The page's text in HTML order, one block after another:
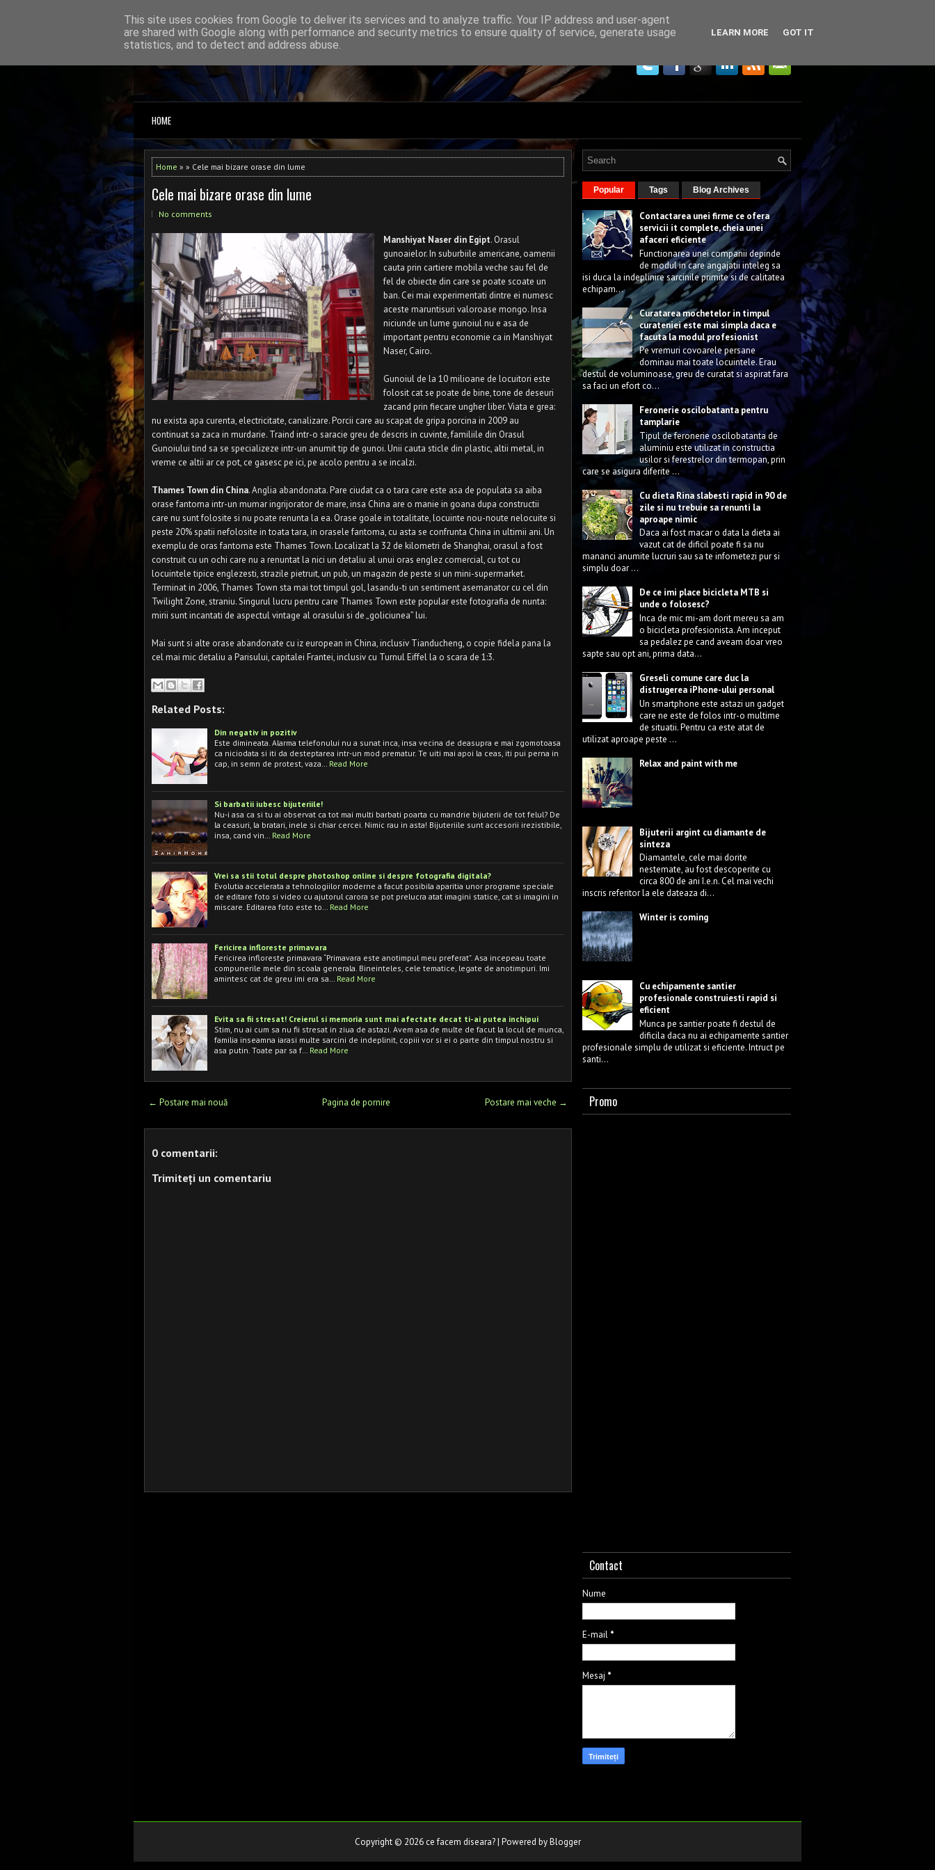
ce facem diseara?
HOME
Home » » Cele mai bizare orase din lume
Cele mai bizare orase din lume
No comments
Manshiyat Naser din Egipt. Orasul
gunoaielor. In suburbiile americane, oamenii
cauta prin cartiere mobila veche sau fel de
fel de obiecte din care se poate scoate un
ban. Cei mai experimentati dintre ei numesc
aceste maruntisuri valoroase mongo. Insa
niciunde un lume gunoiul nu e asa de
important pentru economie ca in Manshiyat
Naser, Cairo.
Gunoiul de la 10 milioane de locuitori este
folosit cat se poate de bine, tone de deseuri
zacand prin fiecare ungher liber. Viata e grea:
nu exista apa curenta, electricitate, canalizare. Porcii care au scapat de gripa porcina in 2009 au
continuat sa zaca in murdarie. Traind intr-o saracie greu de descris in cuvinte, familiile din Orasul
Gunoiului tind sa se specializeze intr-un anumit tip de gunoi. Unii cauta sticle din plastic, altii metal, in
vreme ce altii ar ce pot, ce gasesc pe ici, pe acolo pentru a se incalzi.
Thames Town din China. Anglia abandonata. Pare ciudat ca o tara care este asa de populata sa aiba
orase fantoma intr-un mumar ingrijorator de mare, insa China are o manie in goana dupa constructii
care nu sunt folosite si nu poate renunta la ea. Orase goale in totalitate, locuinte nou-noute nelocuite si
peste 20% spatii nefolosite in toata tara, in orasele fantoma, cu asta se confrunta China in ultimii ani. Un
exemplu de oras fantoma este Thames Town. Localizat la 32 de kilometri de Shanghai, orasul a fost
construit cu un ochi care nu a renuntat la nici un detaliu al unui oras englez comercial, cu tot cu
locuintele tipice englezesti, strazile pietruit, un pub, un magazin de peste si un mini-supermarket.
Terminat in 2006, Thames Town sta mai tot timpul gol, lasandu-ti un sentiment asemanator cu cel din
Twilight Zone, straniu. Singurul lucru pentru care Thames Town este popular este fotografia de nunta:
mirii sunt incantati de aspectul vintage al orasului si de „goliciunea” lui.
Mai sunt si alte orase abandonate cu iz european in China, inclusiv Tianducheng, o copie fidela pana la
cel mai mic detaliu a Parisului, capitalei Frantei, inclusiv cu Turnul Eiffel la o scara de 1:3.
Related Posts:
Din negativ in pozitiv
Este dimineata. Alarma telefonului nu a sunat inca, insa vecina de deasupra e mai zgomotoasa
ca niciodata si iti da desteptarea intr-un mod prematur. Te uiti mai apoi la ceas, iti pui perna in
cap, in semn de protest, vaza…
Read More
Si barbatii iubesc bijuteriile!
Nu-i asa ca si tu ai observat ca tot mai multi barbati poarta cu mandrie bijuterii de tot felul? De
la ceasuri, la bratari, inele si chiar cercei. Nimic rau in asta! Bijuteriile sunt accesorii irezistibile,
insa, cand vin…
Read More
Vrei sa stii totul despre photoshop online si despre fotografia digitala?
Evolutia accelerata a tehnologiilor moderne a facut posibila aparitia unor programe speciale
de editare foto si video cu ajutorul carora se pot prelucra atat imagini statice, cat si imagini in
miscare. Editarea foto este to…
Read More
Fericirea infloreste primavara
Fericirea infloreste primavara “Primavara este anotimpul meu preferat”. Asa incepeau toate
compunerile mele din scoala generala. Bineinteles, cele tematice, legate de anotimpuri. Imi
amintesc cat de greu imi era sa…
Read More
Evita sa fii stresat! Creierul si memoria sunt mai afectate decat ti-ai putea inchipui
Stim, nu ai cum sa nu fii stresat in ziua de astazi. Avem asa de multe de facut la locul de munca,
familia inseamna iarasi multe sarcini de indeplinit, copiii vor si ei o parte din timpul nostru si
asa putin. Toate par sa f…
Read More
← Postare mai nouă Postare mai veche →
Pagina de pornire
0 comentarii:
Trimiteți un comentariu
Popular Tags Blog Archives
Contactarea unei firme ce ofera
servicii it complete, cheia unei
afaceri eficiente
Functionarea unei companii depinde
de modul in care angajatii inteleg sa
isi duca la indeplinire sarcinile primite si de calitatea
echipam...
Curatarea mochetelor in timpul
curateniei este mai simpla daca e
facuta la modul profesionist
Pe vremuri covoarele persane
dominau mai toate locuintele. Erau
destul de voluminoase, greu de curatat si aspirat fara
sa faci un efort co...
Feronerie oscilobatanta pentru
tamplarie
Tipul de feronerie oscilobatanta de
aluminiu este utilizat in constructia
usilor si ferestrelor din termopan, prin
care se asigura diferite ...
Cu dieta Rina slabesti rapid in 90 de
zile si nu trebuie sa renunti la
aproape nimic
Daca ai fost macar o data la dieta ai
vazut cat de dificil poate fi sa nu
mananci anumite lucruri sau sa te infometezi pur si
simplu doar ...
De ce imi place bicicleta MTB si
unde o folosesc?
Inca de mic mi-am dorit mereu sa am
o bicicleta profesionista. Am inceput
sa pedalez pe cand aveam doar vreo
sapte sau opt ani, prima data...
Greseli comune care duc la
distrugerea iPhone-ului personal
Un smartphone este astazi un gadget
care ne este de folos intr-o multime
de situatii. Pentru ca este atat de
utilizat aproape peste ...
Relax and paint with me
Bijuterii argint cu diamante de
sinteza
Diamantele, cele mai dorite
nestemate, au fost descoperite cu
circa 800 de ani î.e.n. Cel mai vechi
inscris referitor la ele dateaza di...
Winter is coming
Cu echipamente santier
profesionale construiesti rapid si
eficient
Munca pe santier poate fi destul de
dificila daca nu ai echipamente santier
profesionale simplu de utilizat si eficiente. Intruct pe
santi...
Promo
Contact
Nume
E-mail *
Mesaj *
Copyright © 2026 ce facem diseara?| Powered byBlogger
This site uses cookies from Google to deliver its services and to analyze traffic. Your IP address and user-agent
are shared with Google along with performance and security metrics to ensure quality of service, generate usage
statistics, and to detect and address abuse.
LEARN MORE GOT IT